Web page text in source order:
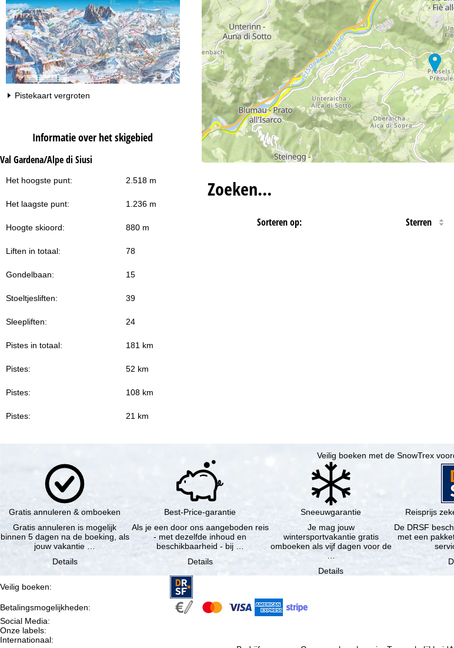
Pistekaart vergroten
Informatie over het skigebied
Val Gardena/Alpe di Siusi
Het hoogste punt: 2.518 m
Het laagste punt: 1.236 m
Hoogte skioord: 880 m
Liften in totaal: 78
Gondelbaan: 15
Stoeltjesliften: 39
Sleepliften: 24
Pistes in totaal: 181 km
Pistes: 52 km
Pistes: 108 km
Pistes: 21 km
Zoeken…
Sorteren op: Sterren
Veilig boeken met de SnowTrex
Gratis annuleren & omboeken
Gratis annuleren is mogelijk
binnen 5 dagen na de boeking, als
jouw vakantie …
Details
Best-Price-garantie
Als je een door ons aangeboden reis
- met dezelfde inhoud en
beschikbaarheid - bij …
Details
Sneeuwgarantie
Je mag jouw
wintersportvakantie gratis
omboeken als vijf dagen voor de
Details
Reisprijs
De DRSF
met een pakketreis of gekoppelde
Veilig boeken:
Betalingsmogelijkheden:
Social Media:
Onze labels:
Internationaal: